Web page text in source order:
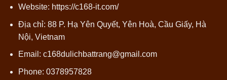
Website: https://c168-it.com/
Địa chỉ: 88 P. Hạ Yên Quyết, Yên Hoà, Cầu Giấy, Hà
Nội, Vietnam
Email: c168dulichbattrang@gmail.com
Phone: 0378957828